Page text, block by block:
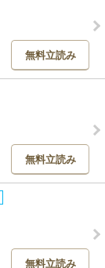
無料立読み
無料立読み
無料立読み